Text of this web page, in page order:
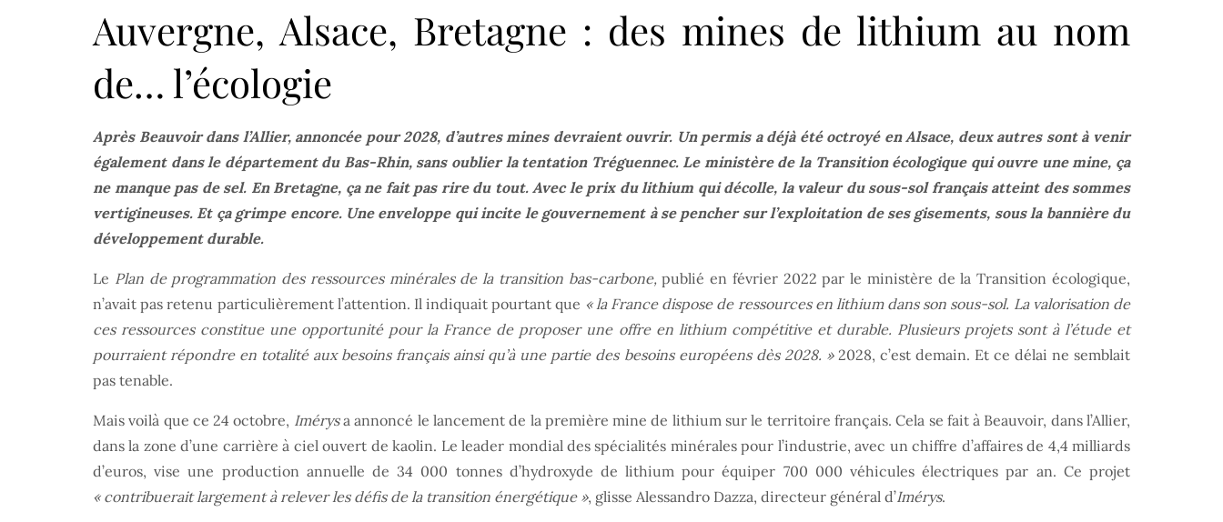
Auvergne, Alsace, Bretagne : des mines de lithium au nom
de… l’écologie
Après Beauvoir dans l’Allier, annoncée pour 2028, d’autres mines devraient ouvrir. Un permis a déjà été octroyé en Alsace, deux autres sont à venir
également dans le département du Bas-Rhin, sans oublier la tentation Tréguennec. Le ministère de la Transition écologique qui ouvre une mine, ça
ne manque pas de sel. En Bretagne, ça ne fait pas rire du tout. Avec le prix du lithium qui décolle, la valeur du sous-sol français atteint des sommes
vertigineuses. Et ça grimpe encore. Une enveloppe qui incite le gouvernement à se pencher sur l’exploitation de ses gisements, sous la bannière du
développement durable.
Le Plan de programmation des ressources minérales de la transition bas-carbone,publié en février 2022 par le ministère de la Transition écologique,
n’avait pas retenu particulièrement l’attention. Il indiquait pourtant que « la France dispose de ressources en lithium dans son sous-sol. La valorisation de
ces ressources constitue une opportunité pour la France de proposer une offre en lithium compétitive et durable. Plusieurs projets sont à l’étude et
pourraient répondre en totalité aux besoins français ainsi qu’à une partie des besoins européens dès 2028. »2028, c’est demain. Et ce délai ne semblait
pas tenable.
Mais voilà que ce 24 octobre, Imérysa annoncé le lancement de la première mine de lithium sur le territoire français. Cela se fait à Beauvoir, dans l’Allier,
dans la zone d’une carrière à ciel ouvert de kaolin. Le leader mondial des spécialités minérales pour l’industrie, avec un chiffre d’affaires de 4,4 milliards
d’euros, vise une production annuelle de 34 000 tonnes d’hydroxyde de lithium pour équiper 700 000 véhicules électriques par an. Ce projet
« contribuerait largement à relever les défis de la transition énergétique », glisse Alessandro Dazza, directeur général d’Imérys.